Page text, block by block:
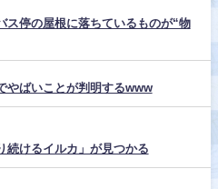
ス停の屋根に落ちているものが“物
やばいことが判明するwww
続けるイルカ」が見つかる